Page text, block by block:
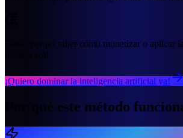
Estrés por no saber cómo monetizar o aplicar
manera real.
¡Quiero dominar la inteligencia artificial ya!
Por qué este método